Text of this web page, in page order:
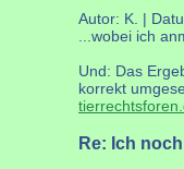
Autor: K. |
...wobei ich
Und: Das
korrekt
Re: Ich